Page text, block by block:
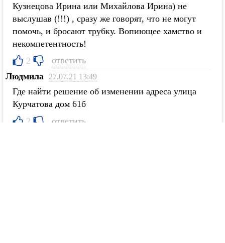
Кузнецова Ирина или Михайлова Ирина) не
выслушав (!!!) , сразу же говорят, что не могут
помочь, и бросают трубку. Вопиющее хамство и
некомпетентность!
2
ответить
Людмила
27.07.21 13:49
Где найти решение об изменении адреса улица
Курчатова дом 61б
2
ответить